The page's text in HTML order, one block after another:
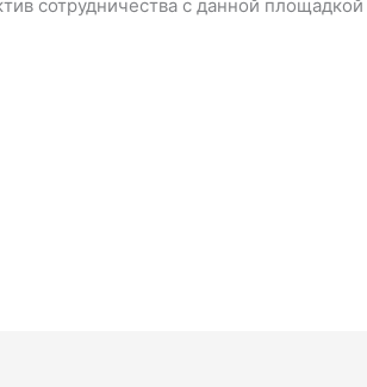
сотрудничества с данной